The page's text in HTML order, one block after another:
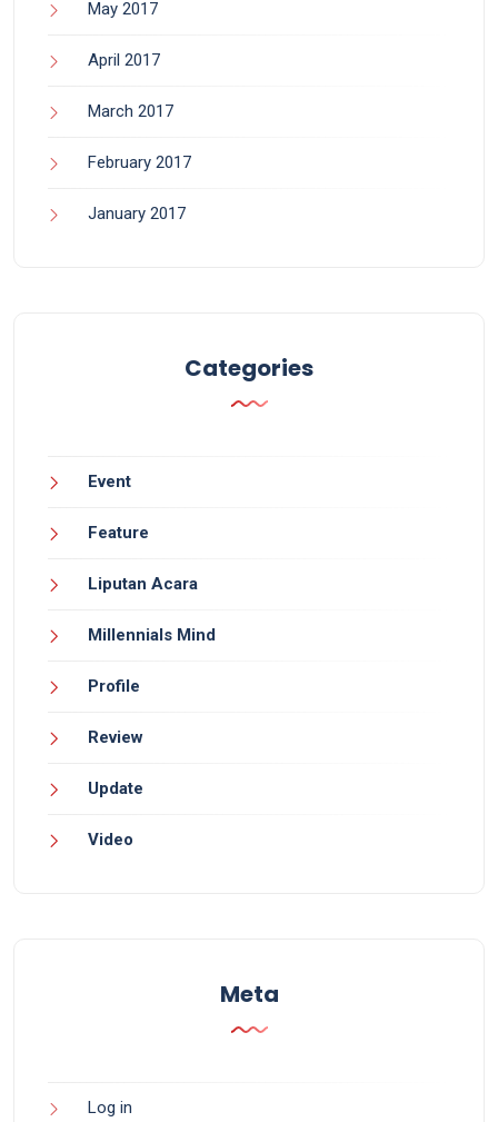
May 2017
April 2017
March 2017
February 2017
January 2017
Categories
Event
Feature
Liputan Acara
Millennials Mind
Profile
Review
Update
Video
Meta
Log in